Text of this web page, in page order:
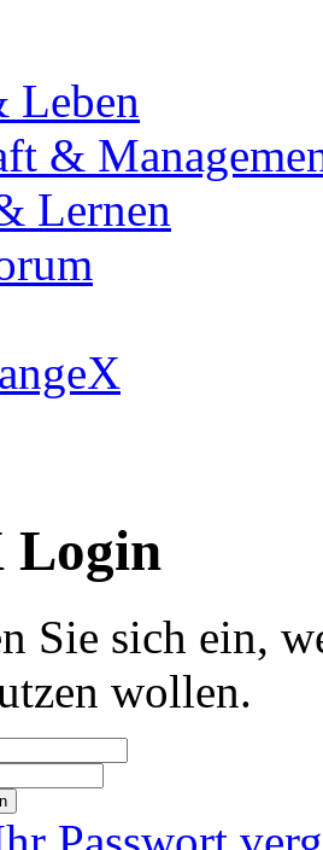
Leben
&
Lernen
Login
Sie sich ein,
wollen.